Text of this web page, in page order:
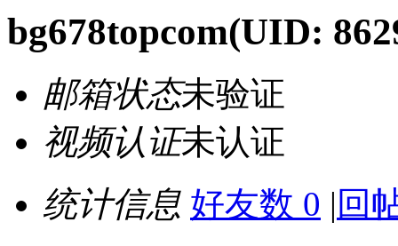
bg678topcom(UID:
邮箱状态未验证
视频认证未认证
统计信息 好友数 0 | 回